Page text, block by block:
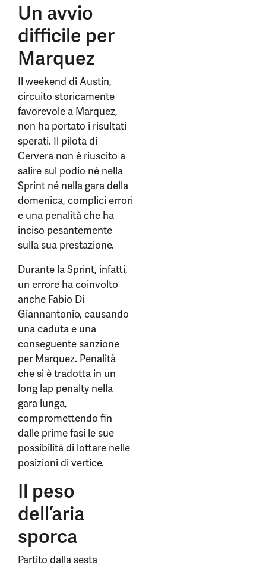
Un avvio
difficile per
Marquez
Il weekend di Austin,
circuito storicamente
favorevole a Marquez,
non ha portato i risultati
sperati. Il pilota di
Cervera non è riuscito a
salire sul podio né nella
Sprint né nella gara della
domenica, complici errori
e una penalità che ha
inciso pesantemente
sulla sua prestazione.
Durante la Sprint, infatti,
un errore ha coinvolto
anche Fabio Di
Giannantonio, causando
una caduta e una
conseguente sanzione
per Marquez. Penalità
che si è tradotta in un
long lap penalty nella
gara lunga,
compromettendo fin
dalle prime fasi le sue
possibilità di lottare nelle
posizioni di vertice.
Il peso
dell’aria
sporca
Partito dalla sesta